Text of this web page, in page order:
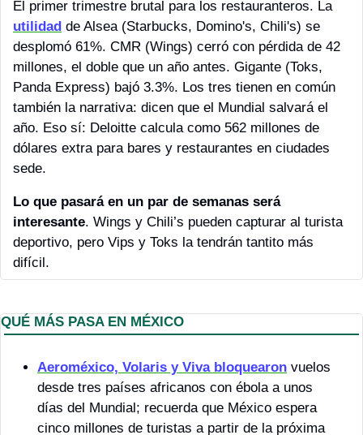
El primer trimestre brutal para los restauranteros. La
utilidad de Alsea (Starbucks, Domino's, Chili's) se
desplomó 61%. CMR (Wings) cerró con pérdida de 42
millones, el doble que un año antes. Gigante (Toks,
Panda Express) bajó 3.3%. Los tres tienen en común
también la narrativa: dicen que el Mundial salvará el
año. Eso sí: Deloitte calcula como 562 millones de
dólares extra para bares y restaurantes en ciudades
sede.
Lo que pasará en un par de semanas será
interesante. Wings y Chili’s pueden capturar al turista
deportivo, pero Vips y Toks la tendrán tantito más
difícil.
QUÉ MÁS PASA EN MÉXICO
Aeroméxico, Volaris y Viva bloquearon vuelos
desde tres países africanos con ébola a unos
días del Mundial; recuerda que México espera
cinco millones de turistas a partir de la próxima